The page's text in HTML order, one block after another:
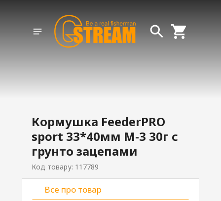
Кормушка FeederPRO
sport 33*40мм M-3 30г с
грунто зацепами
Код товару: 117789
Все про товар